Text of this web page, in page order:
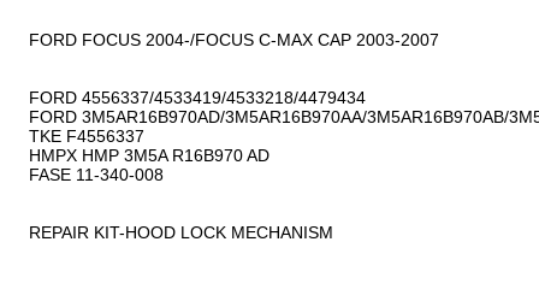
FORD FOCUS 2004-/FOCUS C-MAX CAP 2003-2007
FORD 4556337/4533419/4533218/4479434
FORD 3M5AR16B970AD/3M5AR16B970AA/3M5AR16B970AB/
TKE F4556337
HMPX HMP 3M5A R16B970 AD
FASE 11-340-008
REPAIR KIT-HOOD LOCK MECHANISM